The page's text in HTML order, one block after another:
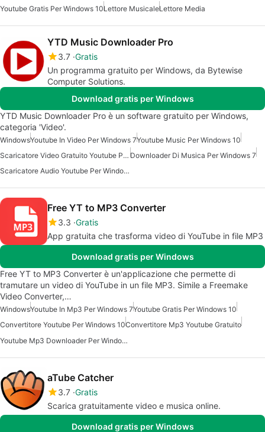
Youtube Gratis Per Windows 10Lettore MusicaleLettore Media
YTD Music Downloader Pro
3.7 Gratis
Un programma gratuito per Windows, da Bytewise
Computer Solutions.
Download gratis per Windows
YTD Music Downloader Pro è un software gratuito per Windows,
categoria 'Video'.
WindowsYoutube In Video Per Windows 7Youtube Music Per Windows 10
Scaricatore Video Gratuito Youtube Per Windows Downloader Di Musica Per Windows 7
Scaricatore Audio Youtube Per Windows
Free YT to MP3 Converter
3.3 Gratis
App gratuita che trasforma video di YouTube in file MP3
Download gratis per Windows
Free YT to MP3 Converter è un'applicazione che permette di
tramutare un video di YouTube in un file MP3. Simile a Freemake
Video Converter,…
WindowsYoutube In Mp3 Per Windows 7Youtube Gratis Per Windows 10
Convertitore Youtube Per Windows 10Convertitore Mp3 Youtube Gratuito
Youtube Mp3 Downloader Per Windows
aTube Catcher
3.7 Gratis
Scarica gratuitamente video e musica online.
Download gratis per Windows